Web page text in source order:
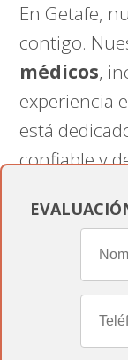
En Getafe,
contigo.
médicos,
experiencia
está
confiable y
peritaje
Nuestro
soporte